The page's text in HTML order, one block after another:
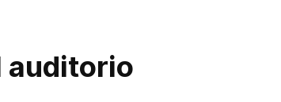
auditorio